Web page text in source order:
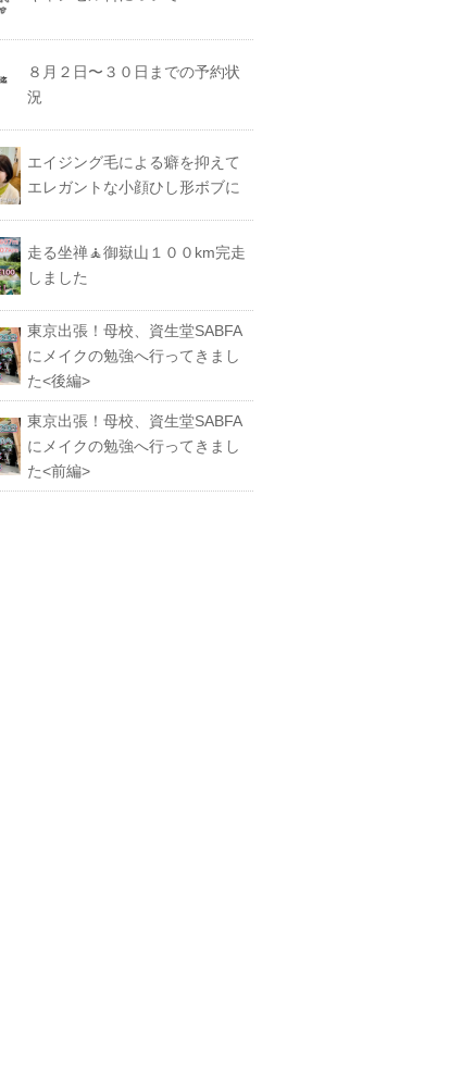
８月２日〜３０日までの予約状
況
エイジング毛による癖を抑えて
エレガントな小顔ひし形ボブに
走る坐禅🧘御嶽山１００km完走
しました
東京出張！母校、資生堂SABFA
にメイクの勉強へ行ってきまし
た<後編>
東京出張！母校、資生堂SABFA
にメイクの勉強へ行ってきまし
た<前編>